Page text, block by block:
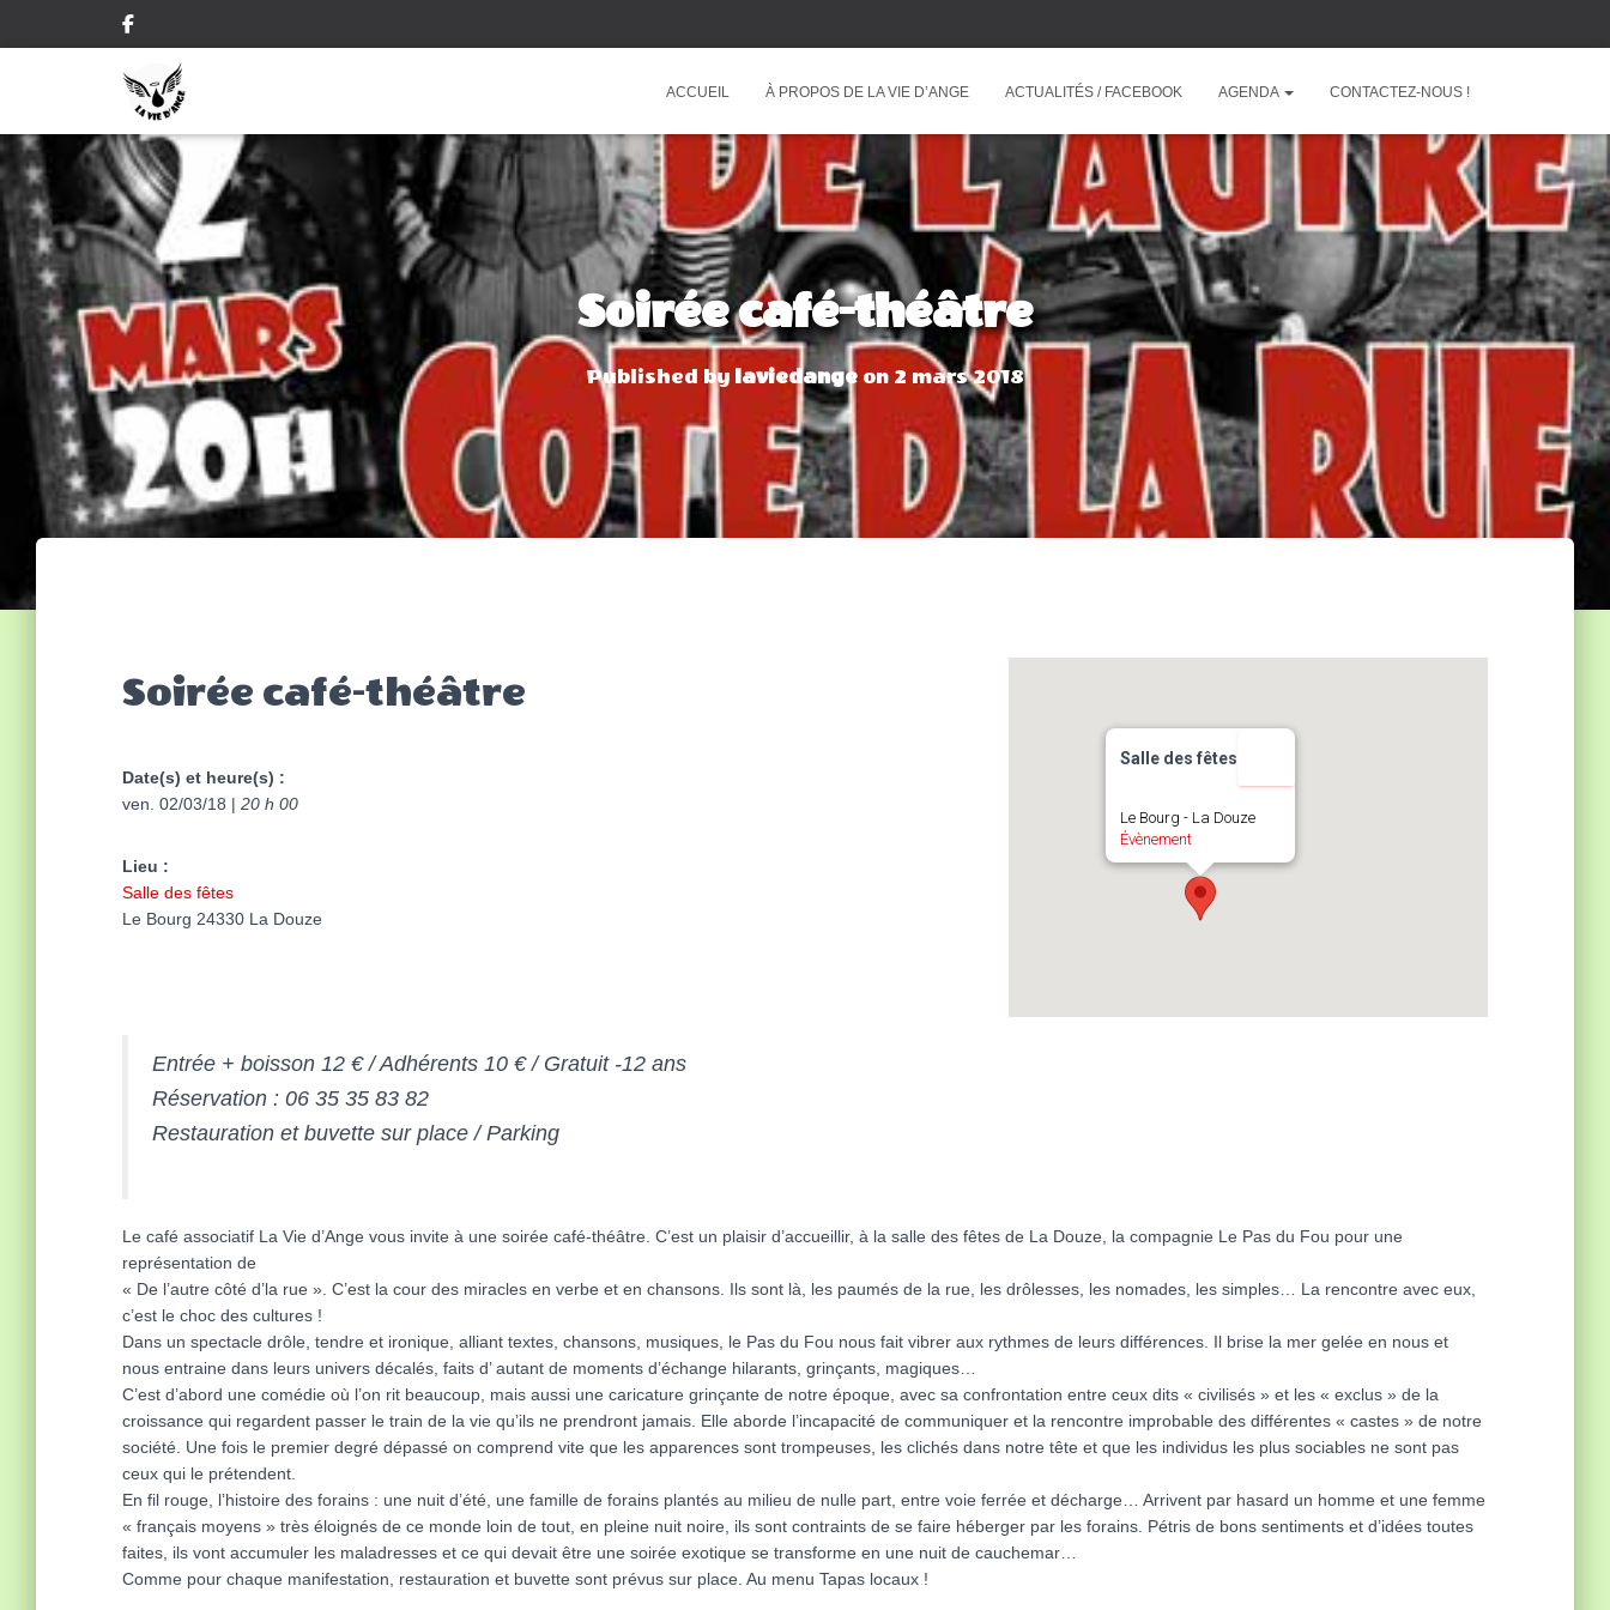
ACCUEIL À PROPOS DE LA VIE D’ANGE ACTUALITÉS / FACEBOOK AGENDA CONTACTEZ-NOUS !
Soirée café-théâtre
Published by laviedangeon 2 mars 2018
Salle des fêtes
Le Bourg - La Douze
Évènement
Soirée café-théâtre
Date(s) et heure(s) :
ven. 02/03/18 | 20 h 00
Lieu :
Salle des fêtes
Le Bourg 24330 La Douze
Entrée + boisson 12 € / Adhérents 10 € / Gratuit -12 ans
Réservation : 06 35 35 83 82
Restauration et buvette sur place / Parking
Le café associatif La Vie d’Ange vous invite à une soirée café-théâtre. C’est un plaisir d’accueillir, à la salle des fêtes de La Douze, la compagnie Le Pas du Fou pour une
représentation de
« De l’autre côté d’la rue ». C’est la cour des miracles en verbe et en chansons. Ils sont là, les paumés de la rue, les drôlesses, les nomades, les simples… La rencontre avec eux,
c’est le choc des cultures !
Dans un spectacle drôle, tendre et ironique, alliant textes, chansons, musiques, le Pas du Fou nous fait vibrer aux rythmes de leurs différences. Il brise la mer gelée en nous et
nous entraine dans leurs univers décalés, faits d’ autant de moments d’échange hilarants, grinçants, magiques…
C’est d’abord une comédie où l’on rit beaucoup, mais aussi une caricature grinçante de notre époque, avec sa confrontation entre ceux dits « civilisés » et les « exclus » de la
croissance qui regardent passer le train de la vie qu’ils ne prendront jamais. Elle aborde l’incapacité de communiquer et la rencontre improbable des différentes « castes » de notre
société. Une fois le premier degré dépassé on comprend vite que les apparences sont trompeuses, les clichés dans notre tête et que les individus les plus sociables ne sont pas
ceux qui le prétendent.
En fil rouge, l’histoire des forains : une nuit d’été, une famille de forains plantés au milieu de nulle part, entre voie ferrée et décharge… Arrivent par hasard un homme et une femme
« français moyens » très éloignés de ce monde loin de tout, en pleine nuit noire, ils sont contraints de se faire héberger par les forains. Pétris de bons sentiments et d’idées toutes
faites, ils vont accumuler les maladresses et ce qui devait être une soirée exotique se transforme en une nuit de cauchemar…
Comme pour chaque manifestation, restauration et buvette sont prévus sur place. Au menu Tapas locaux !